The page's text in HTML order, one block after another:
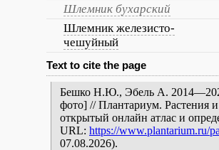
Шлемник бухарский
Шлемник железисто-
чешуйный
Text to cite the page
Бешко Н.Ю., Эбель А.
фото] // Плантариум. Растения
открытый онлайн атлас и
URL: https://www.plantarium.ru/
07.08.2026).